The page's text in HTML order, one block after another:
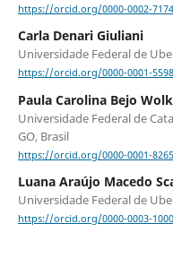
https://orcid.org/0000-0002-
Carla Denari Giuliani
Universidade Federal de
https://orcid.org/0000-0001-
Paula Carolina Bejo
Universidade Federal de
GO, Brasil
https://orcid.org/0000-0001-
Luana Araújo Macedo
Universidade Federal de
https://orcid.org/0000-0003-